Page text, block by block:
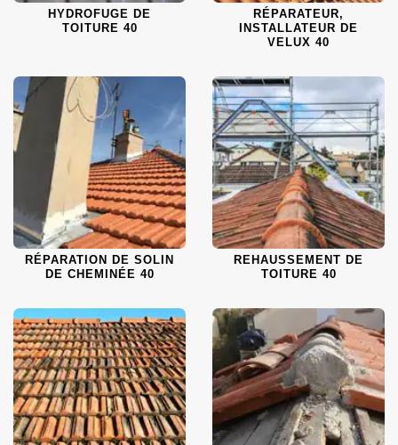
HYDROFUGE DE
TOITURE 40
RÉPARATEUR,
INSTALLATEUR DE
VELUX 40
RÉPARATION DE SOLIN
DE CHEMINÉE 40
REHAUSSEMENT DE
TOITURE 40